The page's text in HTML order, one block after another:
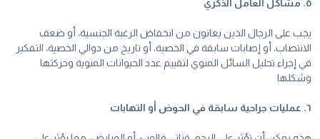
٥. مشاكل العامل الذكري
يجب على الرجال الذين يعانون من انخفاض الرغبة الجنسية، أو ضعف
الانتصاب، أو إصابات سابقة في الخصية، أو تاريخ من دوالي الخصية، التفكير
في إجراء تحليل السائل المنوي لتقييم عدد الحيوانات المنوية وحركتها
وشكلها
٦. عمليات جراحية سابقة في الحوض أو التهابات